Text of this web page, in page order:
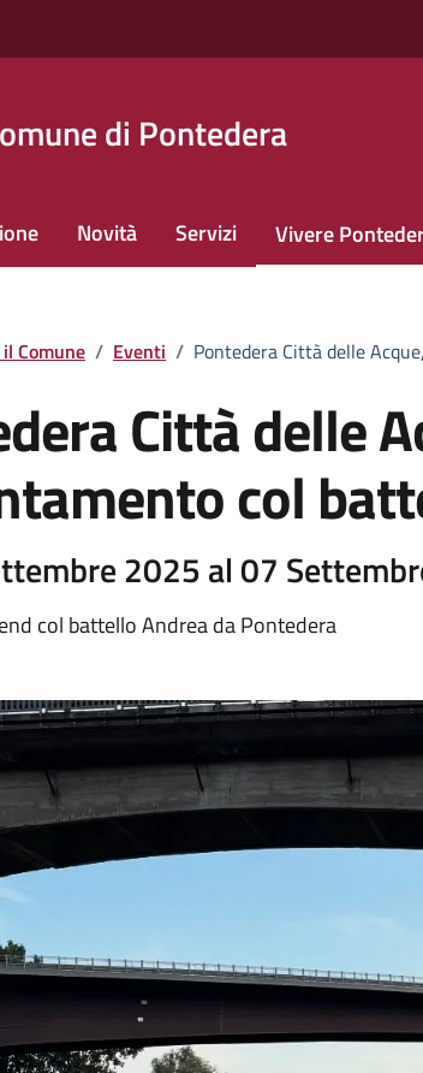
di Pontedera
Novità Servizi Vivere
Comune / Eventi / Pontedera Città delle
Città delle
col
2025 al 07
col battello Andrea da Pontedera